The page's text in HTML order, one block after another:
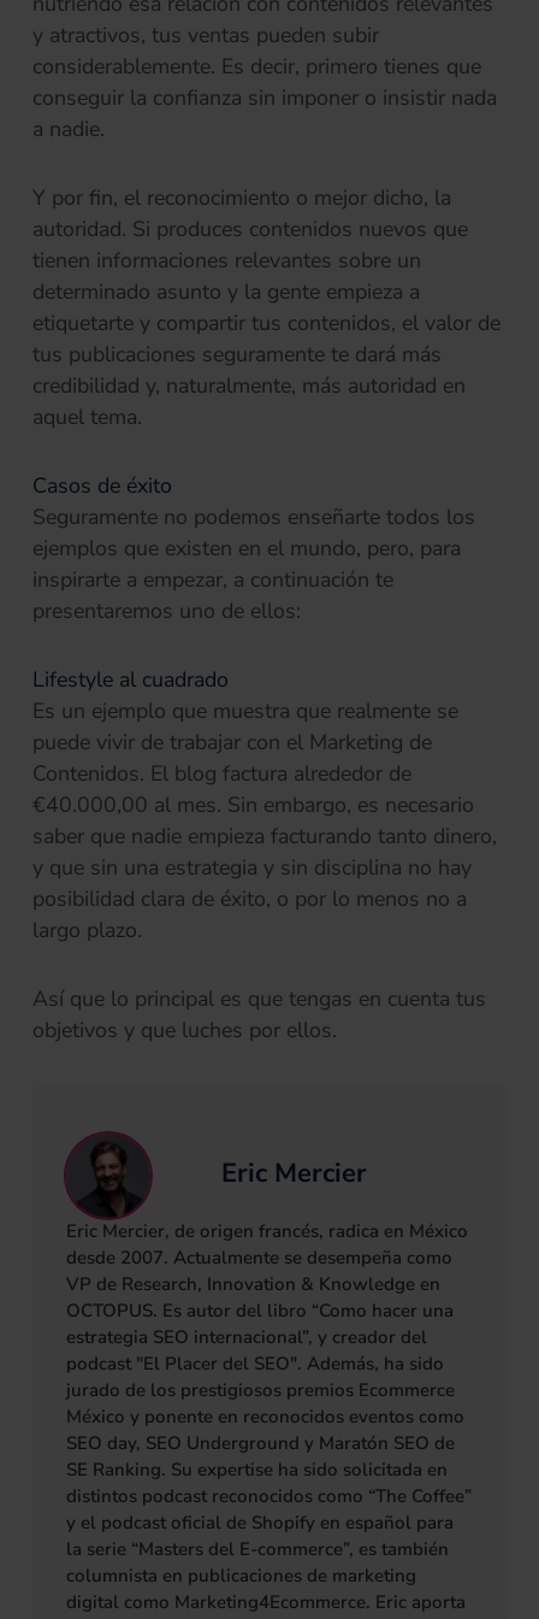
y atractivos, tus ventas pueden subir
considerablemente. Es decir, primero tienes que
conseguir la confianza sin imponer o insistir nada
a nadie.
Y por fin, el reconocimiento o mejor dicho, la
autoridad. Si produces contenidos nuevos que
tienen informaciones relevantes sobre un
determinado asunto y la gente empieza a
etiquetarte y compartir tus contenidos, el valor de
tus publicaciones seguramente te dará más
credibilidad y, naturalmente, más autoridad en
aquel tema.
Casos de éxito
Seguramente no podemos enseñarte todos los
ejemplos que existen en el mundo, pero, para
inspirarte a empezar, a continuación te
presentaremos uno de ellos:
Lifestyle al cuadrado
Es un ejemplo que muestra que realmente se
puede vivir de trabajar con el Marketing de
Contenidos. El blog factura alrededor de
€40.000,00 al mes. Sin embargo, es necesario
saber que nadie empieza facturando tanto dinero,
y que sin una estrategia y sin disciplina no hay
posibilidad clara de éxito, o por lo menos no a
largo plazo.
Así que lo principal es que tengas en cuenta tus
objetivos y que luches por ellos.
Eric Mercier
Eric Mercier, de origen francés, radica en México
desde 2007. Actualmente se desempeña como
VP de Research, Innovation & Knowledge en
OCTOPUS. Es autor del libro “Como hacer una
estrategia SEO internacional”, y creador del
podcast "El Placer del SEO". Además, ha sido
jurado de los prestigiosos premios Ecommerce
México y ponente en reconocidos eventos como
SEO day, SEO Underground y Maratón SEO de
SE Ranking. Su expertise ha sido solicitada en
distintos podcast reconocidos como “The Coffee”
y el podcast oficial de Shopify en español para
la serie “Masters del E-commerce”, es también
columnista en publicaciones de marketing
digital como Marketing4Ecommerce. Eric aporta